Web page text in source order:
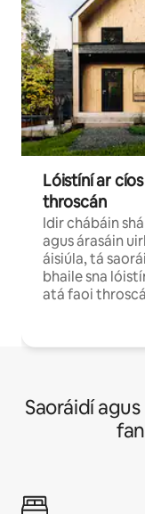
Lóistíní ar
throscán
Idir chábáin
agus árasáin
áisiúla, tá
bhaile sna
atá faoi
Saoráidí